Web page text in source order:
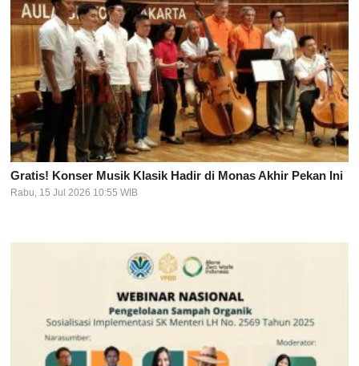
Gratis! Konser Musik Klasik Hadir di Monas Akhir Pekan Ini
Rabu, 15 Jul 2026 10:55 WIB